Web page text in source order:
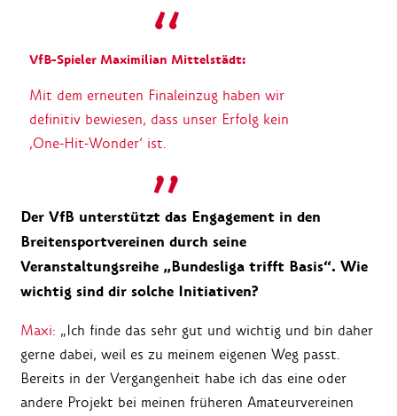
VfB-Spieler Maximilian Mittelstädt:
Mit dem erneuten Finaleinzug haben wir
definitiv bewiesen, dass unser Erfolg kein
‚One-Hit-Wonder‘ ist.
Der VfB unterstützt das Engagement in den
Breitensportvereinen durch seine
Veranstaltungsreihe „Bundesliga trifft Basis“. Wie
wichtig sind dir solche Initiativen?
Maxi: „Ich finde das sehr gut und wichtig und bin daher
gerne dabei, weil es zu meinem eigenen Weg passt.
Bereits in der Vergangenheit habe ich das eine oder
andere Projekt bei meinen früheren Amateurvereinen